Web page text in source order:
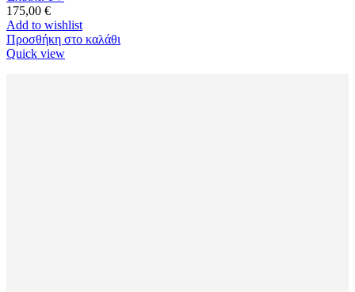
175,00 €
Add to wishlist
Προσθήκη στο καλάθι
Quick view